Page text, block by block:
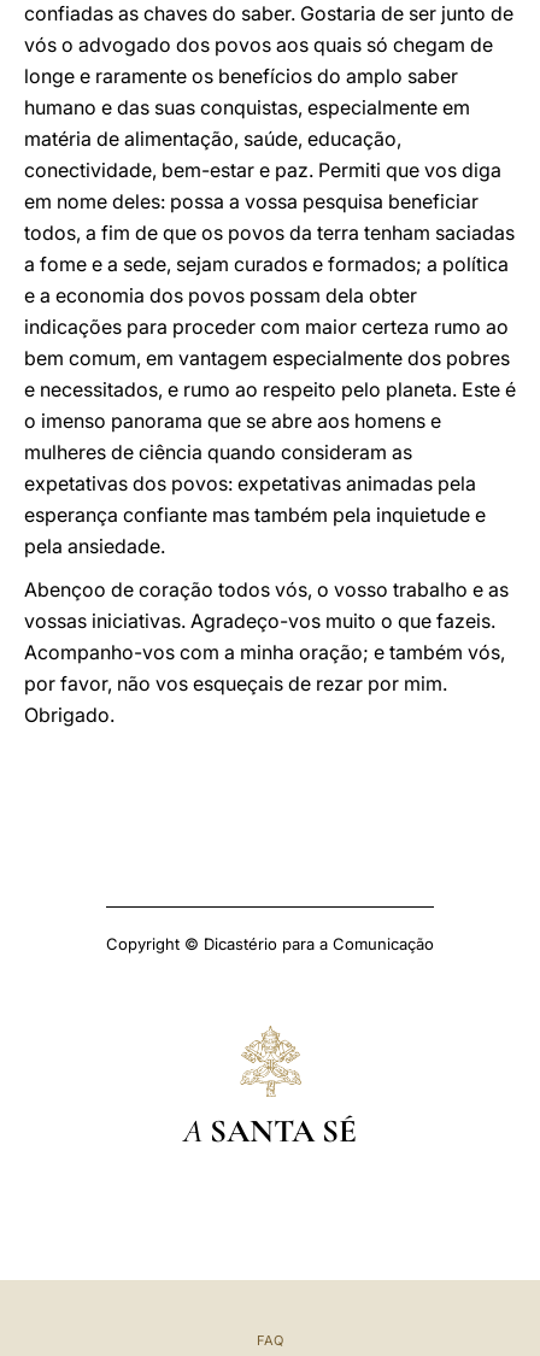
confiadas as chaves do saber. Gostaria de ser junto de
vós o advogado dos povos aos quais só chegam de
longe e raramente os benefícios do amplo saber
humano e das suas conquistas, especialmente em
matéria de alimentação, saúde, educação,
conectividade, bem-estar e paz. Permiti que vos diga
em nome deles: possa a vossa pesquisa beneficiar
todos, a fim de que os povos da terra tenham saciadas
a fome e a sede, sejam curados e formados; a política
e a economia dos povos possam dela obter
indicações para proceder com maior certeza rumo ao
bem comum, em vantagem especialmente dos pobres
e necessitados, e rumo ao respeito pelo planeta. Este é
o imenso panorama que se abre aos homens e
mulheres de ciência quando consideram as
expetativas dos povos: expetativas animadas pela
esperança confiante mas também pela inquietude e
pela ansiedade.
Abençoo de coração todos vós, o vosso trabalho e as
vossas iniciativas. Agradeço-vos muito o que fazeis.
Acompanho-vos com a minha oração; e também vós,
por favor, não vos esqueçais de rezar por mim.
Obrigado.
Copyright © Dicastério para a Comunicação
A SANTA SÉ
FAQ